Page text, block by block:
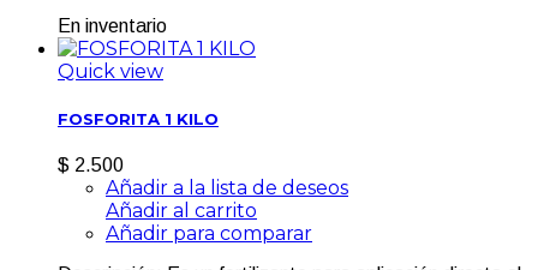
En inventario
Quick view
FOSFORITA 1 KILO
$ 2.500
Añadir a la lista de deseos
Añadir al carrito
Añadir para comparar